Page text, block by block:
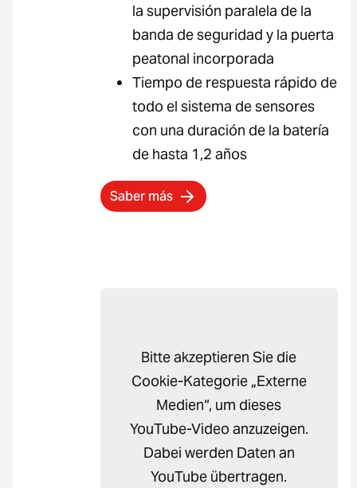
la supervisión paralela de la
banda de seguridad y la puerta
peatonal incorporada
Tiempo de respuesta rápido de
todo el sistema de sensores
con una duración de la batería
de hasta 1,2 años
Saber más
Bitte akzeptieren Sie die
Cookie-Kategorie „Externe
Medien“, um dieses
YouTube-Video anzuzeigen.
Dabei werden Daten an
YouTube übertragen.